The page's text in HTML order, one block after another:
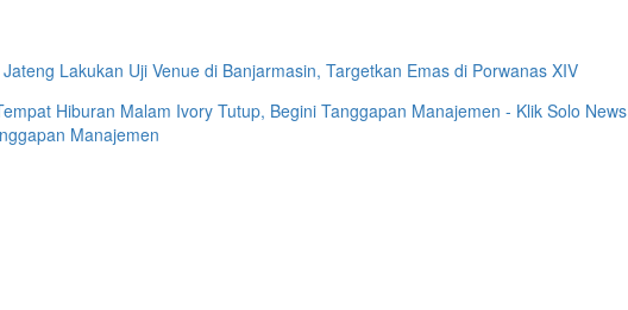
Lakukan Uji Venue di Banjarmasin, Targetkan Emas di Porwanas XIV
Hiburan Malam Ivory Tutup, Begini Tanggapan Manajemen - Klik Solo News
Manajemen